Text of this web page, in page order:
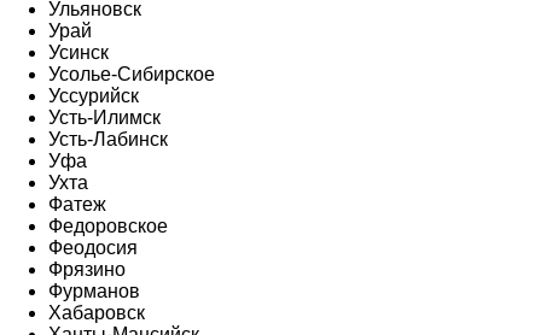
Ульяновск
Урай
Усинск
Усолье-Сибирское
Уссурийск
Усть-Илимск
Усть-Лабинск
Уфа
Ухта
Фатеж
Федоровское
Феодосия
Фрязино
Фурманов
Хабаровск